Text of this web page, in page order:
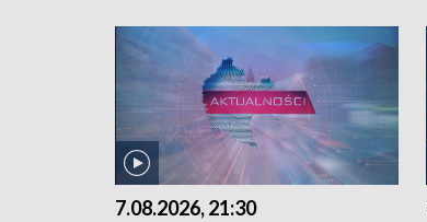
7.08.2026, 21:30